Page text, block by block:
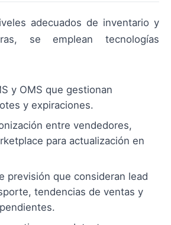
adecuados de inventario y
se emplean tecnologías
y OMS que gestionan
y expiraciones.
entre vendedores,
para actualización en
previsión que consideran lead
tendencias de ventas y